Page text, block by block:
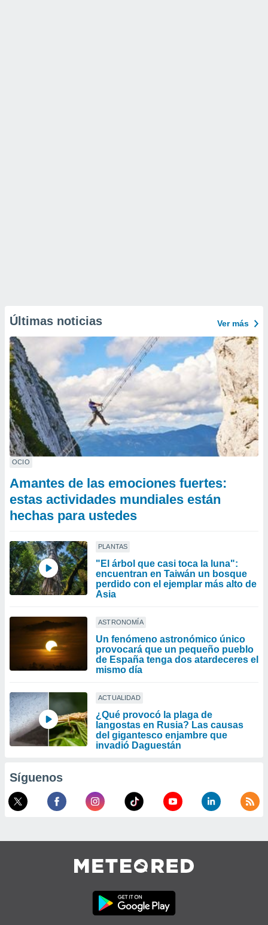
Últimas noticias Ver más
OCIO
Amantes de las emociones fuertes:
estas actividades mundiales están
hechas para ustedes
PLANTAS
"El árbol que casi toca la luna":
encuentran en Taiwán un bosque
perdido con el ejemplar más alto de
Asia
ASTRONOMÍA
Un fenómeno astronómico único
provocará que un pequeño pueblo
de España tenga dos atardeceres el
mismo día
ACTUALIDAD
¿Qué provocó la plaga de
langostas en Rusia? Las causas
del gigantesco enjambre que
invadió Daguestán
Síguenos